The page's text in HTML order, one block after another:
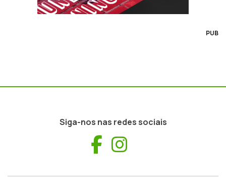
PUB
Siga-nos nas redes sociais
Facebook